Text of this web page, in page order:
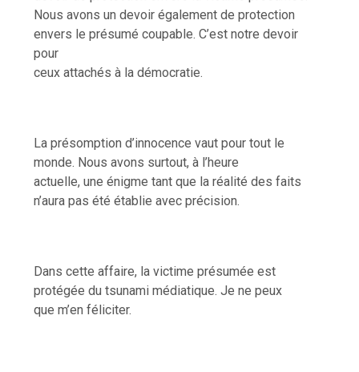
Nous avons un devoir également de protection
envers le présumé coupable. C’est notre devoir
pour
ceux attachés à la démocratie.
La présomption d’innocence vaut pour tout le
monde. Nous avons surtout, à l’heure
actuelle, une énigme tant que la réalité des faits
n’aura pas été établie avec précision.
Dans cette affaire, la victime présumée est
protégée du tsunami médiatique. Je ne peux
que m’en féliciter.